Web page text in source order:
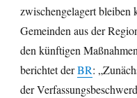
zwischengelagert
Gemeinden aus der
den künftigen
berichtet derBR:
der